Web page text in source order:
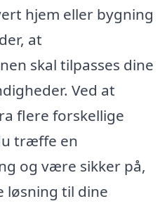
hjem eller bygning
at
skal tilpasses dine
Ved at
flere forskellige
træffe en
og være sikker på,
løsning til dine